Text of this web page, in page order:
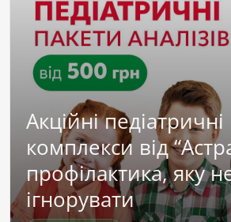
Акційні педіатричні
комплекси від
профілактика, яку
ігнорувати